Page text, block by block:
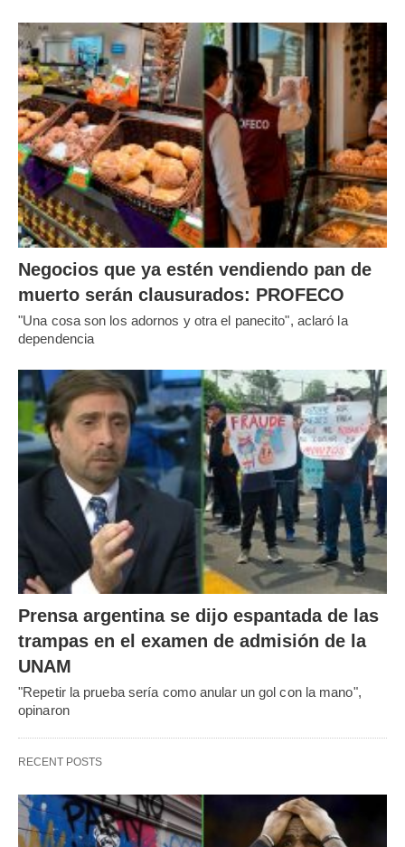
Negocios que ya estén vendiendo pan de
muerto serán clausurados: PROFECO
"Una cosa son los adornos y otra el panecito", aclaró la
dependencia
Prensa argentina se dijo espantada de las
trampas en el examen de admisión de la
UNAM
"Repetir la prueba sería como anular un gol con la mano",
opinaron
RECENT POSTS